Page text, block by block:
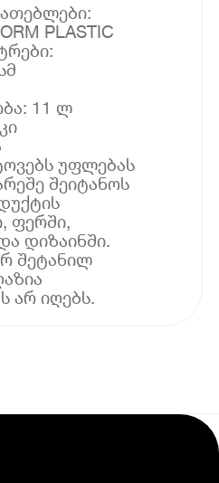
PLASTIC
11 ლ
უფლებას
შეიტანოს
ფერში,
დიზაინში.
შეტანილ
არ იღებს.